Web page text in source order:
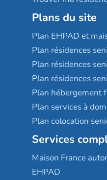
Plans du site
Plan EHPAD et
Plan résidences
Plan résidences
Plan résidences
Plan hébergement
Plan services à
Plan colocation
Services
Maison France
EHPAD